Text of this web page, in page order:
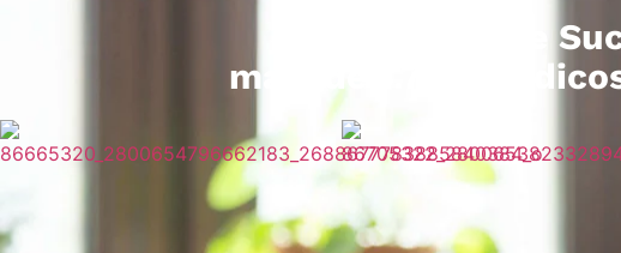
São 15 anos de
mais de 1.700